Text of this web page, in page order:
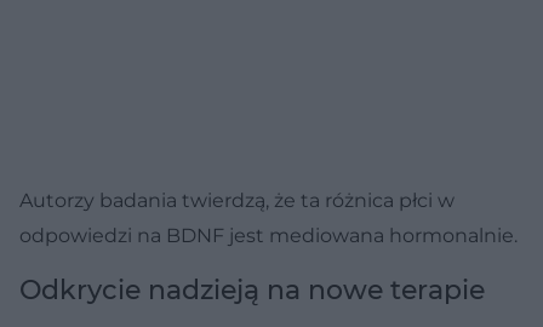
Autorzy badania twierdzą, że ta różnica płci w
odpowiedzi na BDNF jest mediowana hormonalnie.
Odkrycie nadzieją na nowe terapie